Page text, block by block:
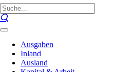
Ausgaben
Inland
Ausland